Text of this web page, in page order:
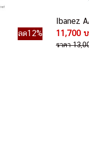
ลด12%
Ibanez
11,700
ราคา